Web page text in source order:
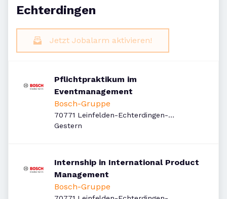
Echterdingen
Jetzt Jobalarm aktivieren!
Pflichtpraktikum im
Eventmanagement
Bosch-Gruppe
70771 Leinfelden-Echterdingen-
Echterdingen, Deutschland
Veröffentlicht
Gestern
Internship in International Product
Management
Bosch-Gruppe